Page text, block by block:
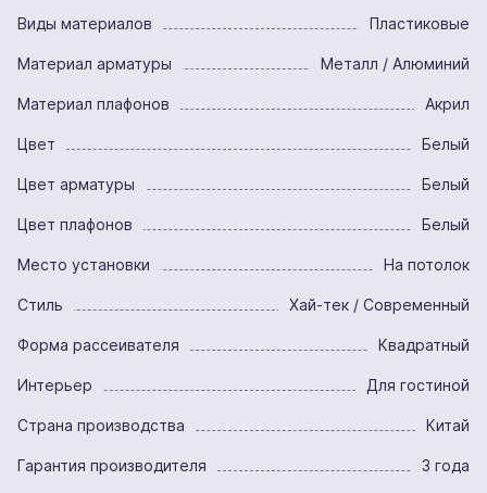
Виды материалов Пластиковые
Материал арматуры Металл / Алюминий
Материал плафонов Акрил
Цвет Белый
Цвет арматуры Белый
Цвет плафонов Белый
Место установки На потолок
Стиль Хай-тек / Современный
Форма рассеивателя Квадратный
Интерьер Для гостиной
Страна производства Китай
Гарантия производителя 3 года